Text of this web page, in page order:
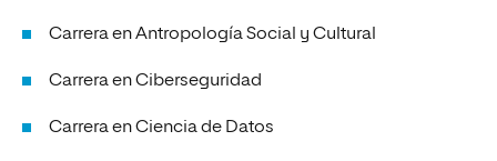
Carrera en Antropología Social y Cultural
Carrera en Ciberseguridad
Carrera en Ciencia de Datos